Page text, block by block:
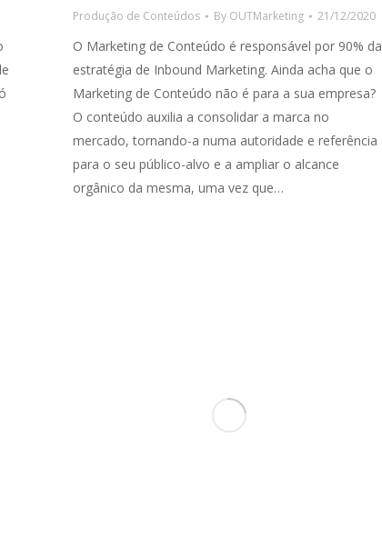
Produção de Conteúdos By OUTMarketing 21/12/2020
O Marketing de Conteúdo é responsável por 90% da
estratégia de Inbound Marketing. Ainda acha que o
Marketing de Conteúdo não é para a sua empresa?
O conteúdo auxilia a consolidar a marca no
mercado, tornando-a numa autoridade e referência
para o seu público-alvo e a ampliar o alcance
orgânico da mesma, uma vez que…